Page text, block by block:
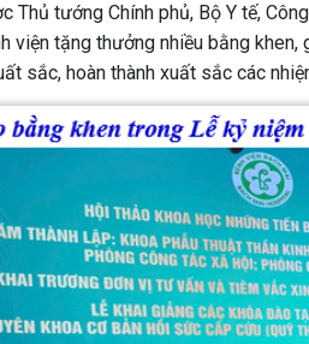
Thủ tướng Chính phủ, Bộ Y tế,
viện tặng thưởng nhiều bằng
sắc, hoàn thành xuất sắc các